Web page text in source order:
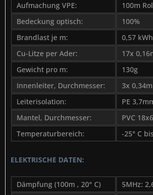
Aufmachung VPE:
100m
Bedeckung optisch:
100%
Brandlast je m:
0,57 kWh
Cu-Litze per Ader:
17x
Gewicht pro m:
130g
Innenleiter, Durchmesser:
3x
Leiterisolation:
PE
Mantel, Durchmesser:
PVC
Temperaturbereich:
-25° C
ELEKTRISCHE DATEN:
Dämpfung (100m , 20° C)
5MHz: